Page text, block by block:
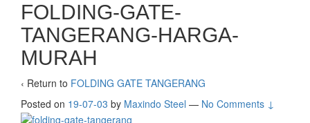
FOLDING-GATE-
TANGERANG-HARGA-
MURAH
‹ Return to FOLDING GATE TANGERANG
Posted on 19-07-03 by Maxindo Steel — No Comments ↓